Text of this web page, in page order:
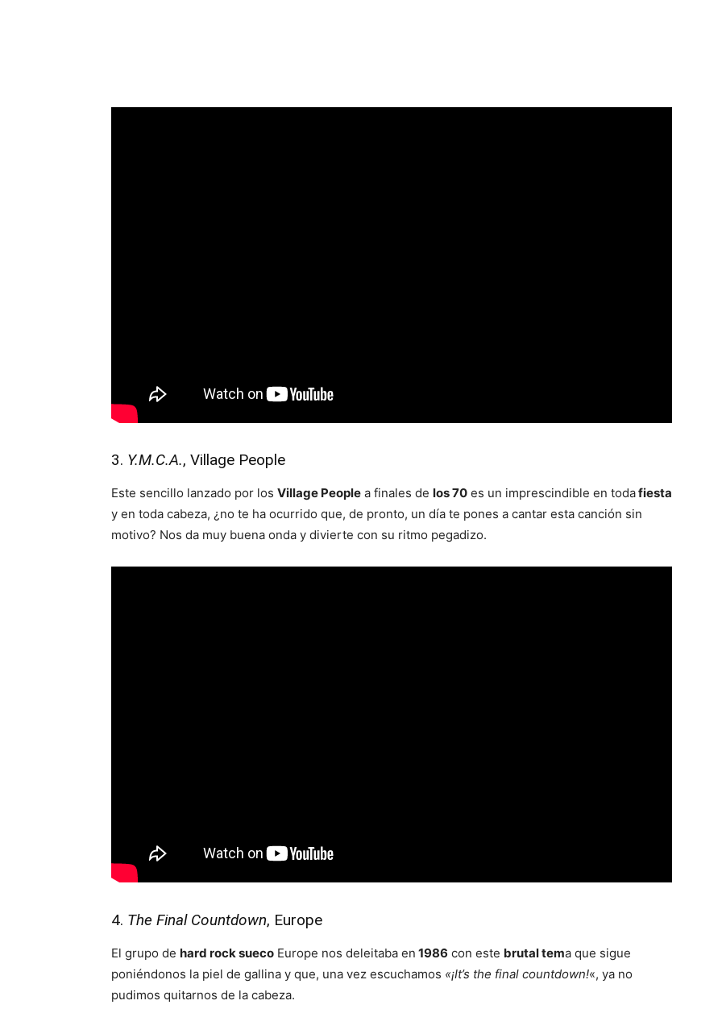
3. Y.M.C.A., Village People
Este sencillo lanzado por los Village People a finales de los 70 es un imprescindible en todafiesta
y en toda cabeza, ¿no te ha ocurrido que, de pronto, un día te pones a cantar esta canción sin
motivo? Nos da muy buena onda y divierte con su ritmo pegadizo.
4. The Final Countdown, Europe
El grupo de hard rock sueco Europe nos deleitaba en 1986 con este brutal tema que sigue
poniéndonos la piel de gallina y que, una vez escuchamos «¡It’s the final countdown!«, ya no
pudimos quitarnos de la cabeza.